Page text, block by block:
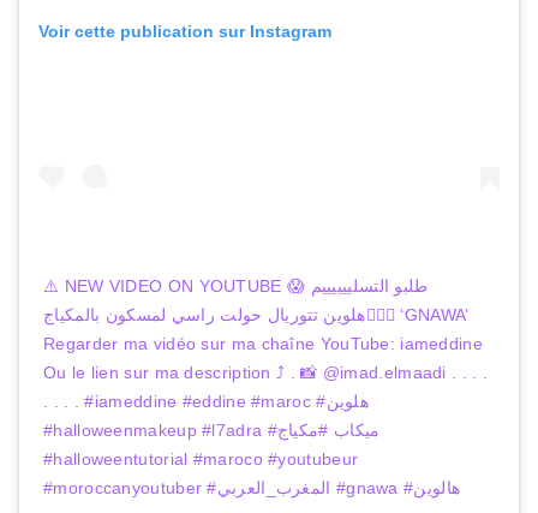
Voir cette publication sur Instagram
⚠️ NEW VIDEO ON YOUTUBE 😱 طلبو التسلييييييم
👳🏼‍♀️هلوين تتوريال حولت راسي لمسكون بالمكياج ‘GNAWA’
Regarder ma vidéo sur ma chaîne YouTube: iameddine
Ou le lien sur ma description ⤴️ . 📸 @imad.elmaadi . . . .
. . . . #iameddine #eddine #maroc #هلوين
#halloweenmakeup #l7adra #ميكاب #مكياج
#halloweentutorial #maroco #youtubeur
#moroccanyoutuber #المغرب_العربي #gnawa #هالوين